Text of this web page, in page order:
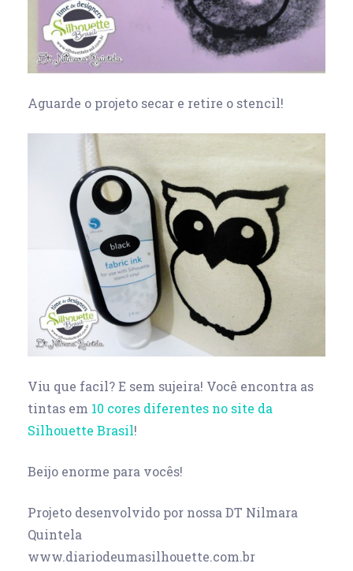
Aguarde o projeto secar e retire o stencil!
Viu que facil? E sem sujeira! Você encontra as
tintas em 10 cores diferentes no site da
Silhouette Brasil!
Beijo enorme para vocês!
Projeto desenvolvido por nossa DT Nilmara
Quintela
www.diariodeumasilhouette.com.br